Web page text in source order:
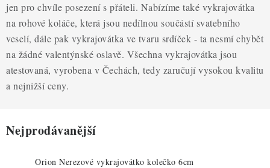
PRO OSLAVY
DO KUCHYNĚ
POCHUTINY
jen pro chvíle posezení s přáteli. Nabízíme také vykrajovátka
na rohové koláče, která jsou nedílnou součástí svatebního
veselí, dále pak vykrajovátka ve tvaru srdíček - ta nesmí chybět
na žádné valentýnské oslavě. Všechna vykrajovátka jsou
atestovaná, vyrobena v Čechách, tedy zaručují vysokou kvalitu
a nejnižší ceny.
Nejprodávanější
Orion Nerezové vykrajovátko kolečko 6cm